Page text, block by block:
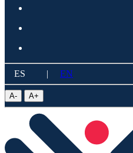
ES | EN
A- A+